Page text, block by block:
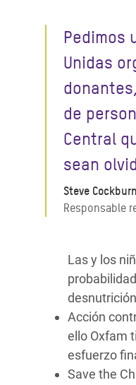
Pedimos
Unidas
de
Central
sean
Steve Cockburn
Responsable
Las y los
Acción
ello Oxfam
esfuerzo
Save the